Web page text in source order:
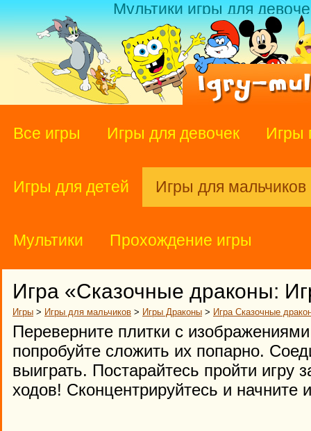
Мультики игры для
Все игры Игры для девочек Игры
Игры для детей Игры для мальчиков
Мультики Прохождение игры
Игра «Сказочные драконы:
Игры > Игры для мальчиков > Игры Драконы > Игра Сказочные
Переверните плитки с
попробуйте сложить их попарно.
выиграть. Постарайтесь пройти игру
ходов! Сконцентрируйтесь и начните